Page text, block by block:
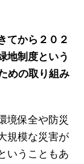
てから２０２
地制度という
めの取り組み
境保全や防災
規模な災害が
いうこともあ